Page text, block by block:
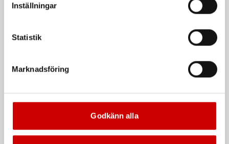
Inställningar
Statistik
Marknadsföring
Godkänn alla
Dispenserbox med 100 st.
Kampanj
Rengöringsduk Wetmax
Cyanoakrylatlim för limning av